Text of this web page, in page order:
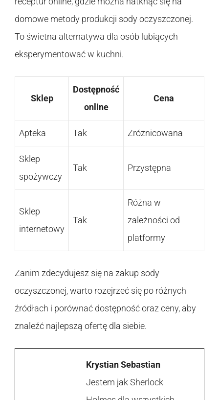
domowe metody produkcji sody oczyszczonej.
To świetna alternatywa dla osób lubiących
eksperymentować w kuchni.
Sklep
Dostępność
online
Cena
Apteka Tak Zróżnicowana
Sklep
spożywczy
Tak Przystępna
Sklep
internetowy
Tak
Różna w
zależności od
platformy
Zanim zdecydujesz się na zakup sody
oczyszczonej, warto rozejrzeć się po różnych
źródłach i porównać dostępność oraz ceny, aby
znaleźć najlepszą ofertę dla siebie.
Krystian Sebastian
Jestem jak Sherlock